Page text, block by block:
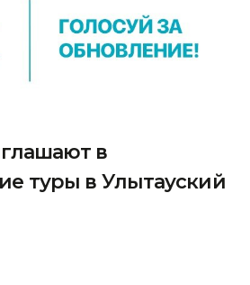
в
туры в Улытауский